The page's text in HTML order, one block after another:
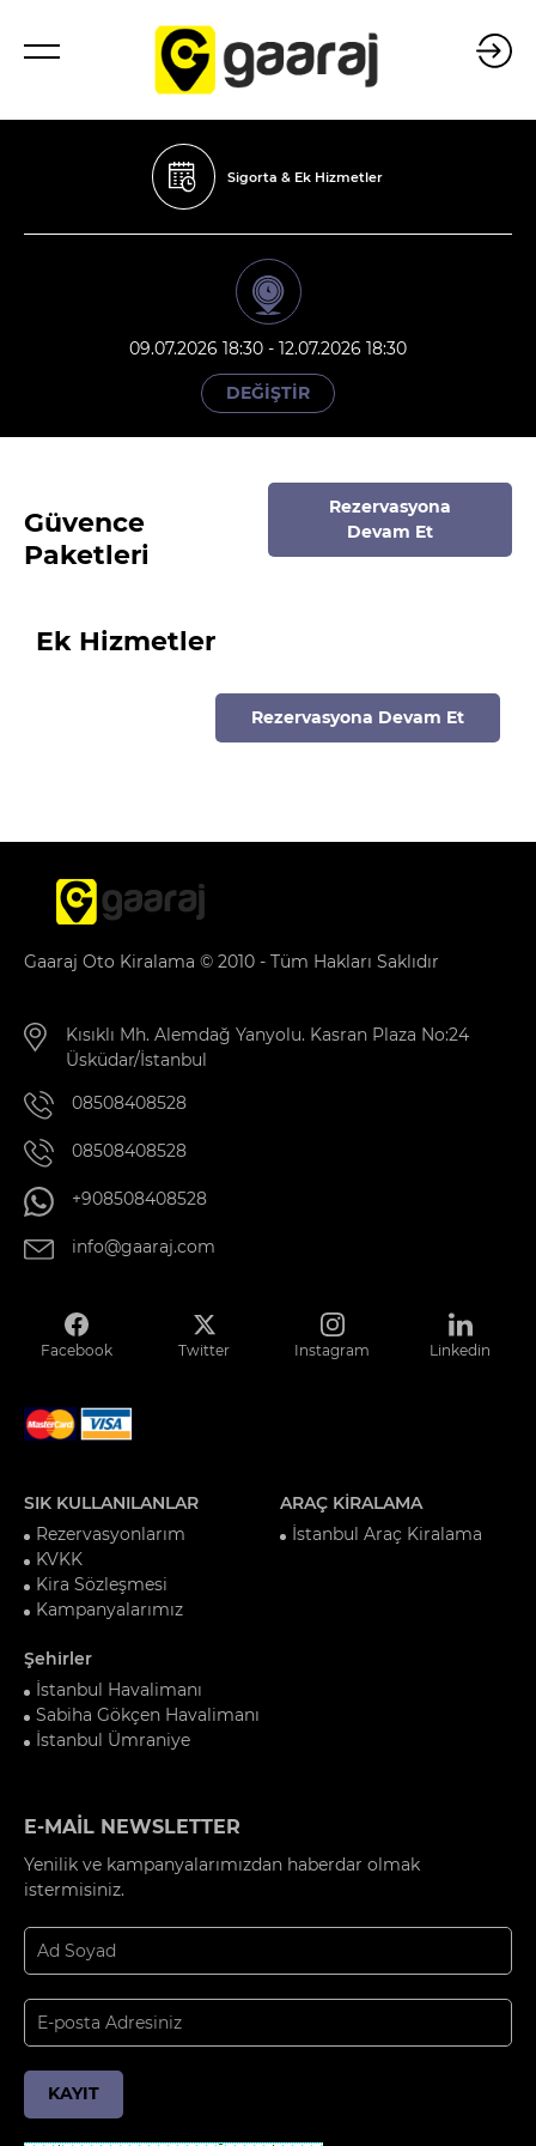
Sigorta & Ek Hizmetler
09.07.2026 18:30 - 12.07.2026 18:30
DEĞİŞTİR
Güvence
Paketleri
Rezervasyona
Devam Et
Ek Hizmetler
Rezervasyona Devam Et
Gaaraj Oto Kiralama © 2010 - Tüm Hakları Saklıdır
Kısıklı Mh. Alemdağ Yanyolu. Kasran Plaza No:24
Üsküdar/İstanbul
08508408528
08508408528
+908508408528
info@gaaraj.com
Facebook Twitter Instagram Linkedin
SIK KULLANILANLAR
Rezervasyonlarım
KVKK
Kira Sözleşmesi
Kampanyalarımız
ARAÇ KİRALAMA
İstanbul Araç Kiralama
Şehirler
İstanbul Havalimanı
Sabiha Gökçen Havalimanı
İstanbul Ümraniye
E-MAİL NEWSLETTER
Yenilik ve kampanyalarımızdan haberdar olmak
istermisiniz.
KAYIT